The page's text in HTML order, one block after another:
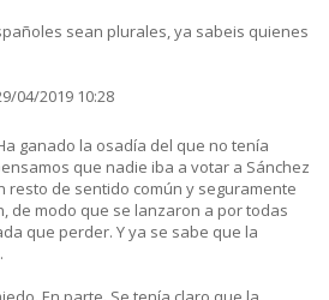
sean plurales, ya sabeis quienes
04/2019 10:28
ganado la osadía del que no tenía
que nadie iba a votar a Sánchez
resto de sentido común y seguramente
de modo que se lanzaron a por todas
que perder. Y ya se sabe que la